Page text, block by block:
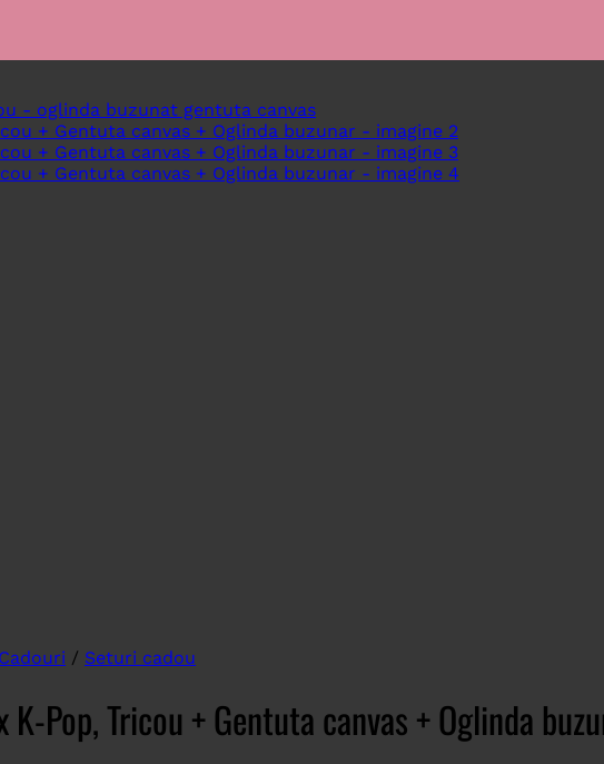
Cadouri / Seturi cadou
Pop, Tricou + Gentuta canvas + Oglinda